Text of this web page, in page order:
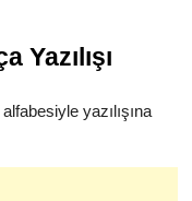
Yazılışı
yazılışına